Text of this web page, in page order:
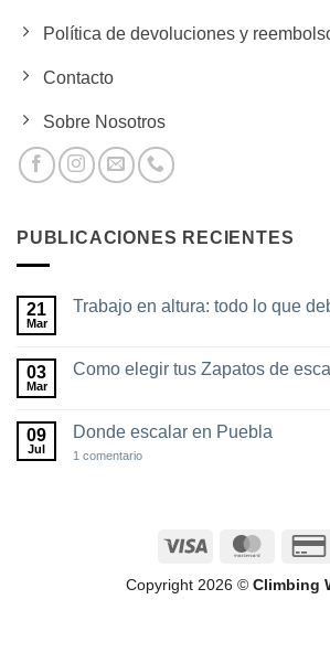
Política de devoluciones y
Contacto
Sobre Nosotros
PUBLICACIONES RECIENTES
21
Mar
Trabajo en altura: todo lo que
en
todo
lo
que
03
Mar
Como elegir tus Zapatos de
en
elegir
09
Jul
Donde escalar en Puebla
1 comentarioen
Visa
Copyright 2026 © Climbing